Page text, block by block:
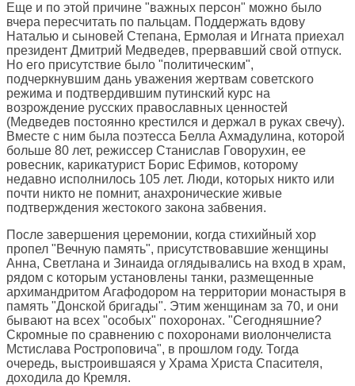
Еще и по этой причине "важных персон" можно было
вчера пересчитать по пальцам. Поддержать вдову
Наталью и сыновей Степана, Ермолая и Игната приехал
президент Дмитрий Медведев, прервавший свой отпуск.
Но его присутствие было "политическим",
подчеркнувшим дань уважения жертвам советского
режима и подтвердившим путинский курс на
возрождение русских православных ценностей
(Медведев постоянно крестился и держал в руках свечу).
Вместе с ним была поэтесса Белла Ахмадулина, которой
больше 80 лет, режиссер Станислав Говорухин, ее
ровесник, карикатурист Борис Ефимов, которому
недавно исполнилось 105 лет. Люди, которых никто или
почти никто не помнит, анахронические живые
подтверждения жестокого закона забвения.
После завершения церемонии, когда стихийный хор
пропел "Вечную память", присутствовавшие женщины
Анна, Светлана и Зинаида оглядывались на вход в храм,
рядом с которым установлены танки, размещенные
архимандритом Агафодором на территории монастыря в
память "Донской бригады". Этим женщинам за 70, и они
бывают на всех "особых" похоронах. "Сегодняшние?
Скромные по сравнению с похоронами виолончелиста
Мстислава Ростроповича", в прошлом году. Тогда
очередь, выстроившаяся у Храма Христа Спасителя,
доходила до Кремля.